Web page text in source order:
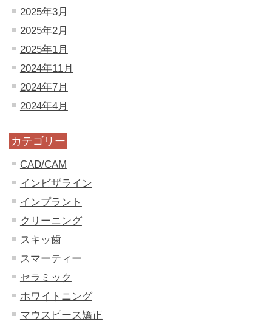
2025年3月
2025年2月
2025年1月
2024年11月
2024年7月
2024年4月
カテゴリー
CAD/CAM
インビザライン
インプラント
クリーニング
スキッ歯
スマーティー
セラミック
ホワイトニング
マウスピース矯正